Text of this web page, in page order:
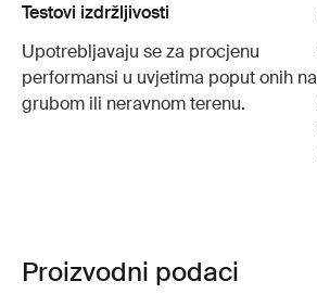
Testovi izdržljivosti
Upotrebljavaju se za procjenu
performansi u uvjetima poput onih na
grubom ili neravnom terenu.
Proizvodni podaci